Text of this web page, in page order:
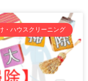
・ハウスクリーニング